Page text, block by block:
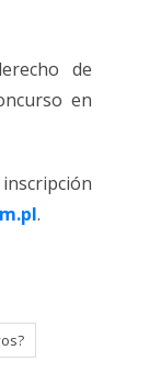
de
en
.